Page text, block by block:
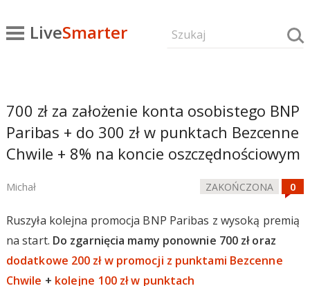
LiveSmarter
700 zł za założenie konta osobistego BNP
Paribas + do 300 zł w punktach Bezcenne
Chwile + 8% na koncie oszczędnościowym
Michał ZAKOŃCZONA
Ruszyła kolejna promocja BNP Paribas z wysoką premią
na start. Do zgarnięcia mamy ponownie 700 zł oraz
dodatkowe 200 zł w promocji z punktami Bezcenne
Chwile + kolejne 100 zł w punktach